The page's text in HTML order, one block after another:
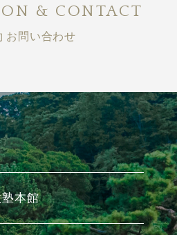
& CONTACT
お問い合わせ
本館